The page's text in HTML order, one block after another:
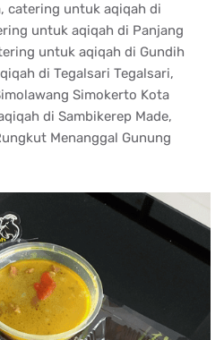
catering untuk aqiqah di
untuk aqiqah di Panjang
untuk aqiqah di Gundih
di Tegalsari Tegalsari,
Simokerto Kota
di Sambikerep Made,
Menanggal Gunung